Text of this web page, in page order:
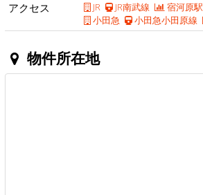
アクセス
JR JR南武線 宿河原駅
小田急
小田急小田原線
物件所在地